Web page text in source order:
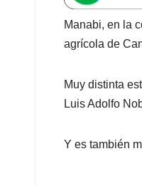
s
A
p
b
o
o
Manabi, en la
agrícola de
Muy distinta
Luis Adolfo
Y es también